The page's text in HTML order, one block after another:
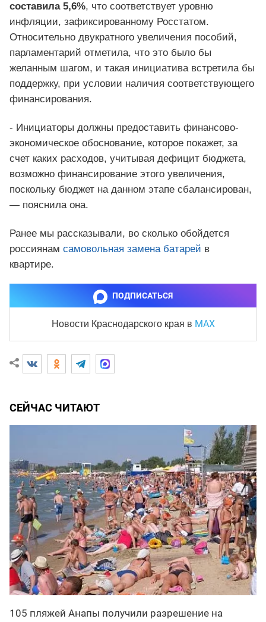
составила 5,6%, что соответствует уровню
инфляции, зафиксированному Росстатом.
Относительно двукратного увеличения пособий,
парламентарий отметила, что это было бы
желанным шагом, и такая инициатива встретила бы
поддержку, при условии наличия соответствующего
финансирования.
- Инициаторы должны предоставить финансово-
экономическое обоснование, которое покажет, за
счет каких расходов, учитывая дефицит бюджета,
возможно финансирование этого увеличения,
поскольку бюджет на данном этапе сбалансирован,
— пояснила она.
Ранее мы рассказывали, во сколько обойдется
россиянам самовольная замена батарей в
квартире.
ПОДПИСАТЬСЯ
Новости Краснодарского края в MAX
СЕЙЧАС ЧИТАЮТ
105 пляжей Анапы получили разрешение на